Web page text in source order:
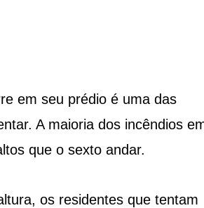
em seu prédio é uma das
A maioria dos incêndios
que o sexto andar.
os residentes que tentam